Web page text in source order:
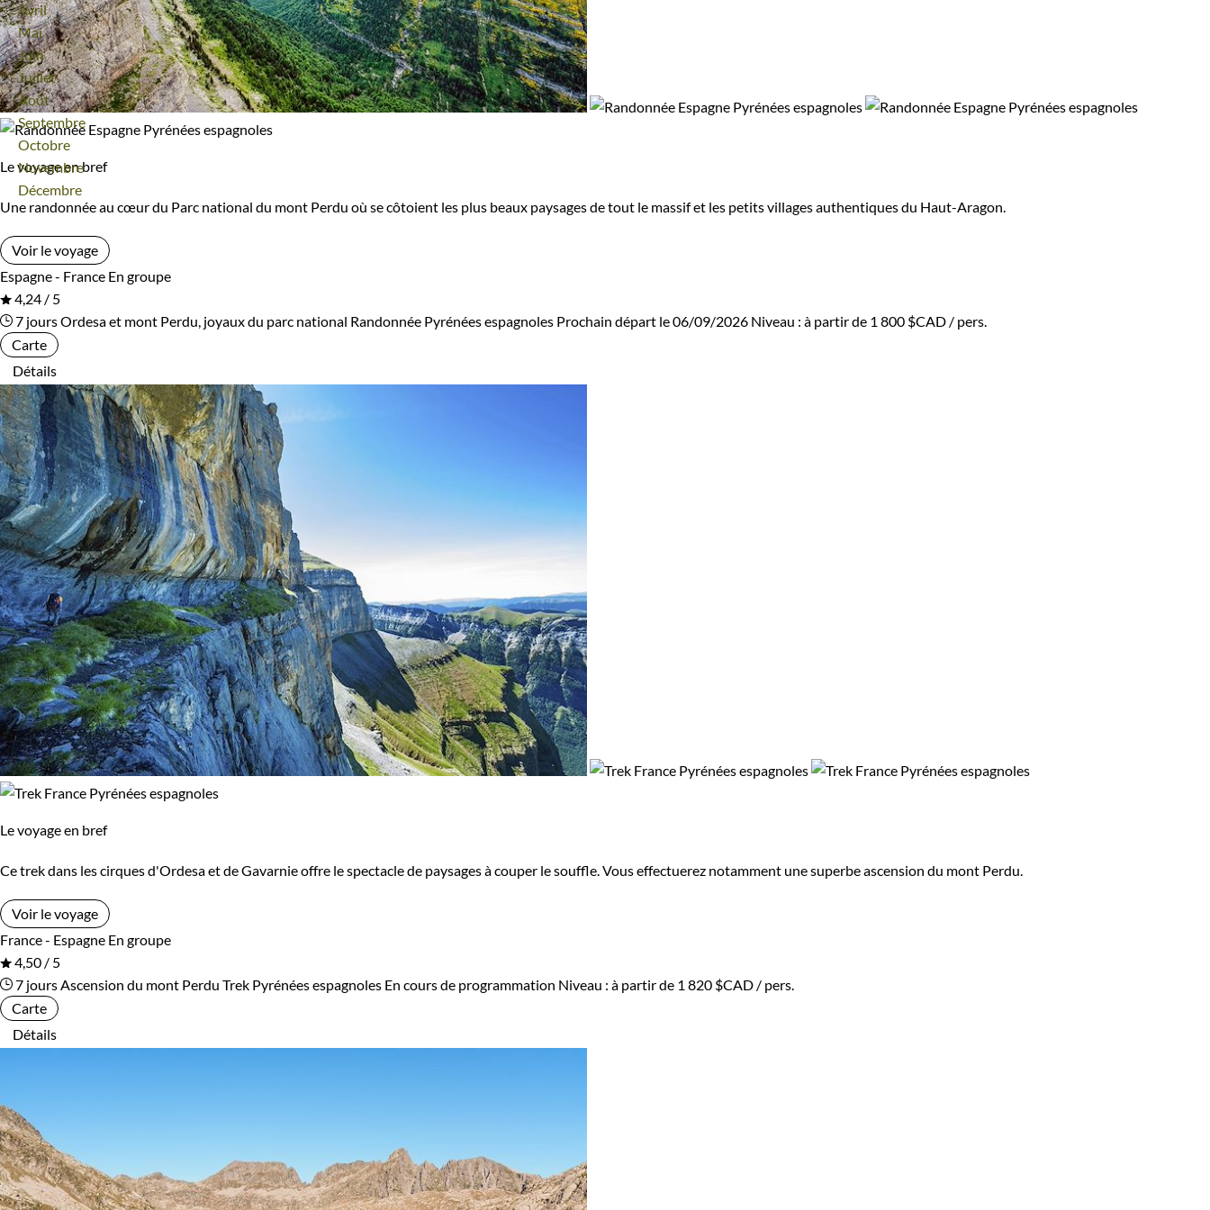
Avril
Mai
Juin
Juillet
Août
Septembre
Octobre
Novembre
Décembre
Le voyage en bref
Une randonnée au cœur du Parc national du mont Perdu où se côtoient les plus beaux paysages de tout le massif et les petits villages authentiques du Haut-Aragon.
Voir le voyage
Espagne - France En groupe
4,24 / 5
7 joursOrdesa et mont Perdu, joyaux du parc national Randonnée Pyrénées espagnoles Prochain départ le 06/09/2026 Niveau : à partir de 1 800 $CAD / pers.
Carte
Détails
Le voyage en bref
Ce trek dans les cirques d'Ordesa et de Gavarnie offre le spectacle de paysages à couper le souffle. Vous effectuerez notamment une superbe ascension du mont Perdu.
Voir le voyage
France - Espagne En groupe
4,50 / 5
7 joursAscension du mont Perdu Trek Pyrénées espagnoles En cours de programmation Niveau : à partir de 1 820 $CAD / pers.
Carte
Détails